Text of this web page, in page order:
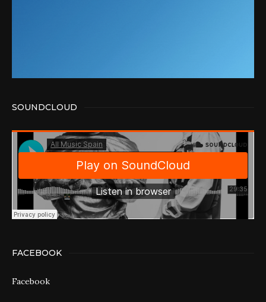
SOUNDCLOUD
FACEBOOK
Facebook